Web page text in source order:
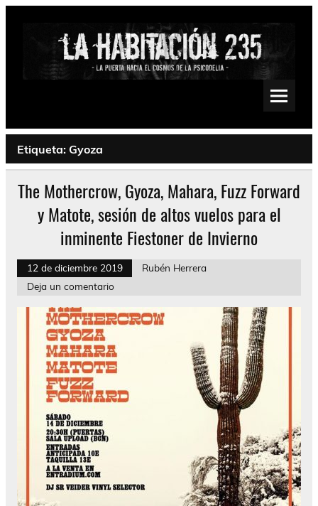
Saltar
Psychedelic, Stoner, Doom, Sludge, Fuzz, Space, Drone
Etiqueta: Gyoza
The Mothercrow, Gyoza, Mahara, Fuzz Forward
y Matote, sesión de altos vuelos para el
inminente Fiestoner de Invierno
12 de diciembre 2019
Rubén Herrera
Deja un comentario